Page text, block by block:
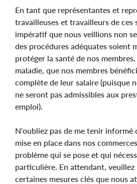
En tant que représentantes et
travailleuses et travailleurs de ces
impératif que nous veillions non
des procédures adéquates soient
protéger la santé de nos
maladie, que nos membres
complète de leur salaire (puisque
ne seront pas admissibles aux
emploi).
N'oubliez pas de me tenir informé
mise en place dans nos
problème qui se pose et qui
particulière. En attendant,
certaines mesures clés que nous